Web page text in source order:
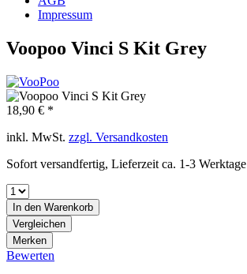
Impressum
Voopoo Vinci S Kit Grey
18,90 € *
inkl. MwSt. zzgl. Versandkosten
Sofort versandfertig, Lieferzeit ca. 1-3 Werktage
In den Warenkorb
Vergleichen
Merken
Bewerten